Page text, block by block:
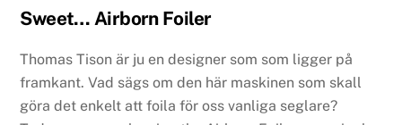
Sweet… Airborn Foiler
Thomas Tison är ju en designer som som ligger på
framkant. Vad sägs om den här maskinen som skall
göra det enkelt att foila för oss vanliga seglare?